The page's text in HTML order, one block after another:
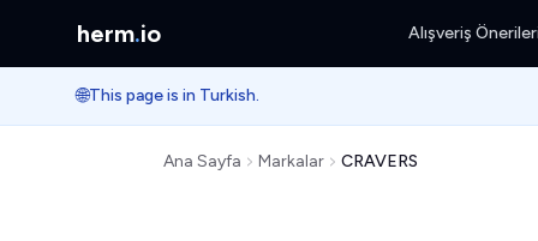
herm.io Alışveriş
🌐This page is in Turkish.
Ana Sayfa Markalar CRAVERS